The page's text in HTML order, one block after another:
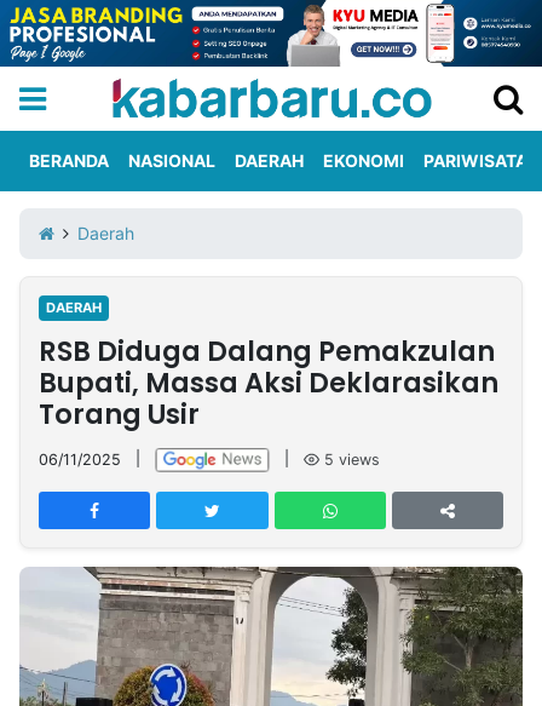
Iklan
Berita
Kami
Nasional
International
Olahraga
Entertainment
Daerah
Pariwisata
Kuliner
Kolom
Network
PT
TREETAN
INDONESIA
Partner
BERANDA NASIONAL DAERAH EKONOMI PARIWISATA
Daerah
DAERAH
RSB Diduga Dalang Pemakzulan
Bupati, Massa Aksi Deklarasikan
Torang Usir
06/11/2025 5 views